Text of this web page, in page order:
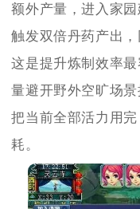
额外产量，进入家
触发双倍丹药产出
这是提升炼制效率
量避开野外空旷场
把当前全部活力用
耗。